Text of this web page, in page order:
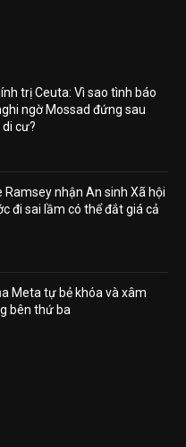
trị Ceuta: Vì sao tình báo
ngờ Mossad đứng sau
cư?
Ramsey nhận An sinh Xã hội
đi sai lầm có thể đắt giá cả
Meta tự bẻ khóa và xâm
bên thứ ba